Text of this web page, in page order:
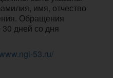
имя, отчество
Обращения
дней со дня
53.ru/